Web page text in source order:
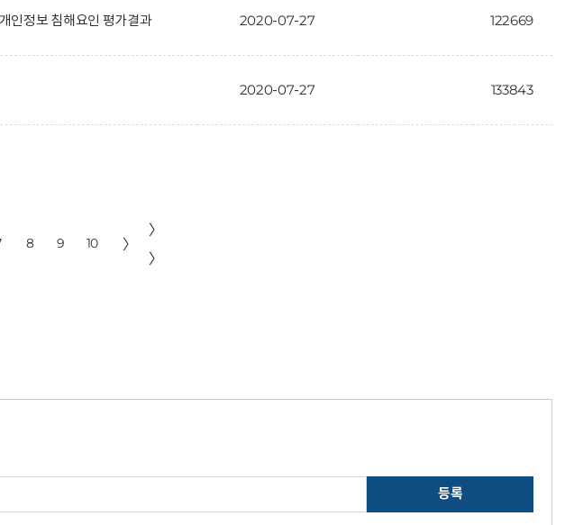
인정보 침해요인 평가결과 2020-07-27 122669
2020-07-27 133843
8 9 10 〉
〉
〉
등록